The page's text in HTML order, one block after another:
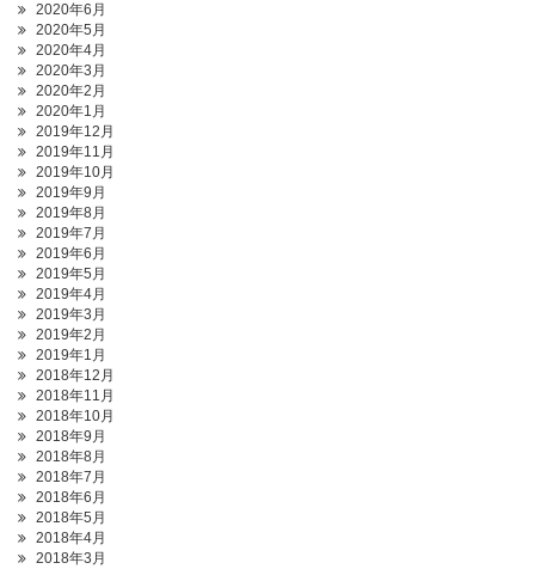
2020年6月
2020年5月
2020年4月
2020年3月
2020年2月
2020年1月
2019年12月
2019年11月
2019年10月
2019年9月
2019年8月
2019年7月
2019年6月
2019年5月
2019年4月
2019年3月
2019年2月
2019年1月
2018年12月
2018年11月
2018年10月
2018年9月
2018年8月
2018年7月
2018年6月
2018年5月
2018年4月
2018年3月